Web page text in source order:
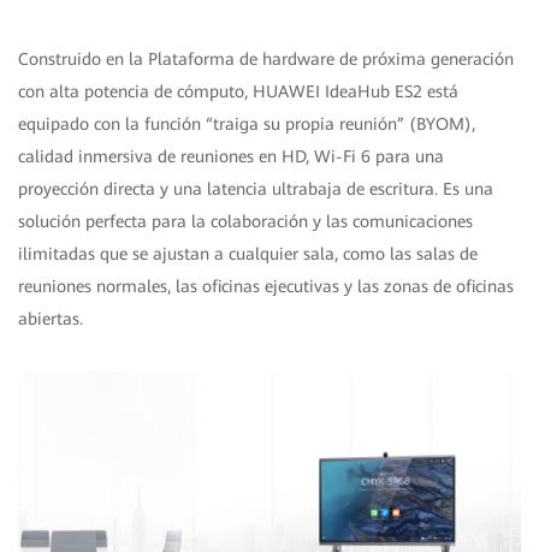
Construido en la Plataforma de hardware de próxima generación
con alta potencia de cómputo, HUAWEI IdeaHub ES2 está
equipado con la función “traiga su propia reunión” (BYOM),
calidad inmersiva de reuniones en HD, Wi-Fi 6 para una
proyección directa y una latencia ultrabaja de escritura. Es una
solución perfecta para la colaboración y las comunicaciones
ilimitadas que se ajustan a cualquier sala, como las salas de
reuniones normales, las oficinas ejecutivas y las zonas de oficinas
abiertas.